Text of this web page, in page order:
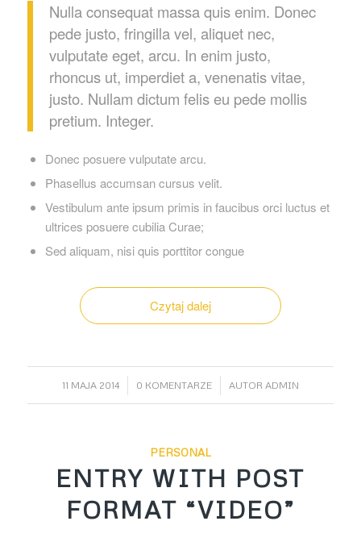
Nulla consequat massa quis enim. Donec
pede justo, fringilla vel, aliquet nec,
vulputate eget, arcu. In enim justo,
rhoncus ut, imperdiet a, venenatis vitae,
justo. Nullam dictum felis eu pede mollis
pretium. Integer.
Donec posuere vulputate arcu.
Phasellus accumsan cursus velit.
Vestibulum ante ipsum primis in faucibus orci luctus et
ultrices posuere cubilia Curae;
Sed aliquam, nisi quis porttitor congue
Czytaj dalej
11 MAJA 2014
/ 0 KOMENTARZE
/ AUTOR ADMIN
PERSONAL
ENTRY WITH POST
FORMAT “VIDEO”